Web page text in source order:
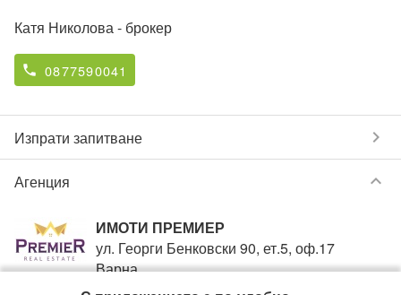
Катя Николова- брокер
phone 0877590041
Изпрати запитване chevron_right
Агенция keyboard_arrow_down
ИМОТИ ПРЕМИЕР
ул. Георги Бенковски 90, ет.5, оф.17
Варна